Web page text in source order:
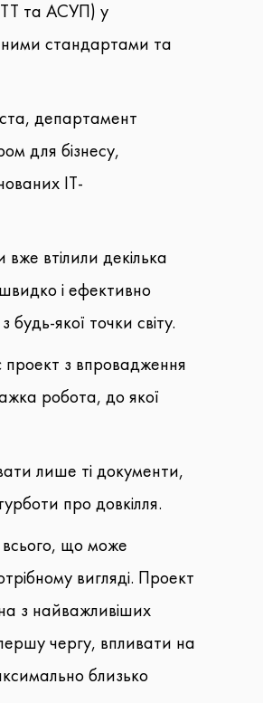
та АСУП) у
стандартами та
департамент
для бізнесу,
IT-
втілили декілька
і ефективно
якої точки світу.
проект з впровадження
робота, до якої
лише ті документи,
про довкілля.
всього, що може
вигляді. Проект
з найважливіших
чергу, впливати на
близько